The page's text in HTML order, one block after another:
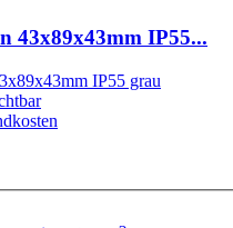
43x89x43mm IP55...